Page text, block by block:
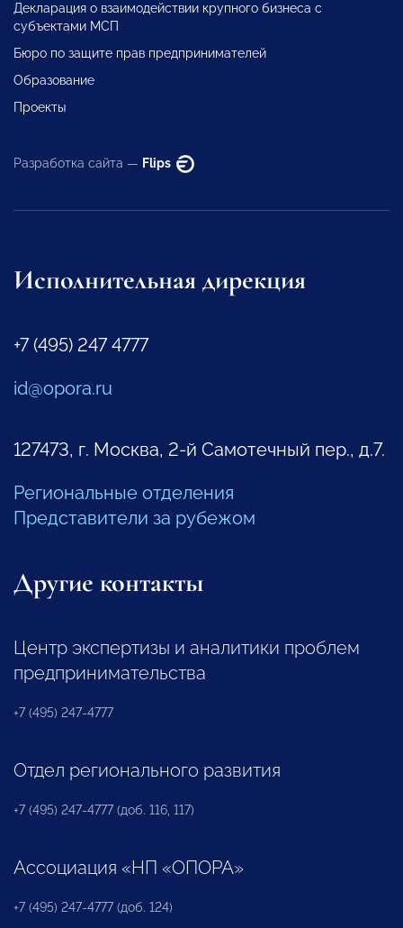
Декларация о взаимодействии крупного бизнеса с
субъектами МСП
Бюро по защите прав предпринимателей
Образование
Проекты
Разработка сайта — Flips
Исполнительная дирекция
+7 (495) 247 4777
id@opora.ru
127473, г. Москва, 2-й Самотечный пер., д.7.
Региональные отделения
Представители за рубежом
Другие контакты
Центр экспертизы и аналитики проблем
предпринимательства
+7 (495) 247-4777
Отдел регионального развития
+7 (495) 247-4777 (доб. 116, 117)
Ассоциация «НП «ОПОРА»
+7 (495) 247-4777 (доб. 124)